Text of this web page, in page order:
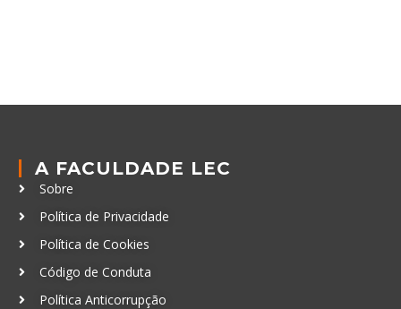
A FACULDADE LEC
Sobre
Política de Privacidade
Política de Cookies
Código de Conduta
Política Anticorrupção